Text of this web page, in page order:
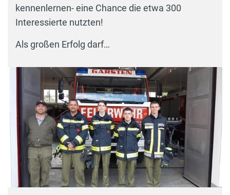
kennenlernen- eine Chance die etwa 300
Interessierte nutzten!
Als großen Erfolg darf…